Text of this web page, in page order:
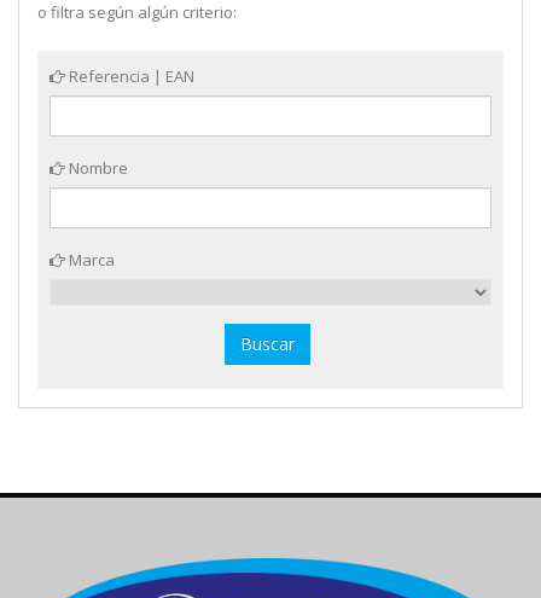
o filtra según algún criterio:
Referencia | EAN
Nombre
Marca